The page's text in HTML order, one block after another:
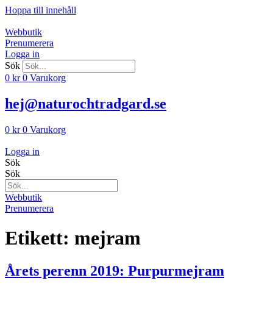
Hoppa till innehåll
Webbutik
Prenumerera
Logga in
Sök
0 kr 0 Varukorg
hej@naturochtradgard.se
0 kr 0 Varukorg
Logga in
Sök
Sök
Webbutik
Prenumerera
Etikett: mejram
Årets perenn 2019: Purpurmejram